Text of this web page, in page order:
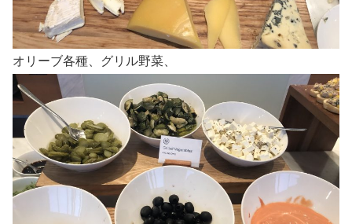
オリーブ各種、グリル野菜、